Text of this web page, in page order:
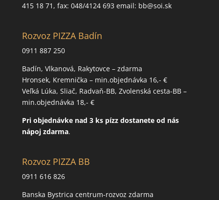
415 18 71, fax: 048/4124 693 email: bb@soi.sk
Rozvoz PIZZA Badín
0911 887 250
Badín, Vlkanová, Rakytovce – zdarma
Hronsek, Kremnička – min.objednávka 16,- €
Veľká Lúka, Sliač, Radvaň-BB, Zvolenská cesta-BB –
min.objednávka 18,- €
Pri objednávke nad 3 ks pízz dostanete od nás
nápoj zdarma.
Rozvoz PIZZA BB
0911 616 826
Banska Bystrica centrum-rozvoz zdarma